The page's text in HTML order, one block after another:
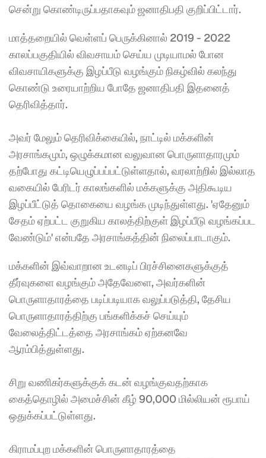
சென்று கொண்டிருப்பதாகவும் ஜனாதிபதி குறிப்பிட்டார்.
மாத்தறையில் வெள்ளப் பெருக்கினால் 2019 - 2022
காலப்பகுதியில் விவசாயம் செய்ய முடியாமல் போன
விவசாயிகளுக்கு இழப்பீடு வழங்கும் நிகழ்வில் கலந்து
கொண்டு உரையாற்றிய போதே ஜனாதிபதி இதனைத்
தெரிவித்தார்.
அவர் மேலும் தெரிவிக்கையில், நாட்டில் மக்களின்
அரசாங்கமும், ஒழுக்கமான வலுவான பொருளாதாரமும்
தற்போது கட்டியெழுப்பப்பட்டுள்ளதால், வரலாற்றில் இல்லாத
வகையில் பேரிடர் காலங்களில் மக்களுக்கு அதிகூடிய
இழப்பீட்டுத் தொகையை வழங்க முடிந்துள்ளது. 'ஏதேனும்
சேதம் ஏற்பட்ட குறுகிய காலத்திற்குள் இழப்பீடு வழங்கப்பட
வேண்டும்' என்பதே அரசாங்கத்தின் நிலைப்பாடாகும்.
மக்களின் இவ்வாறான உடனடிப் பிரச்சினைகளுக்குத்
தீர்வுகளை வழங்கும் அதேவேளை, அவர்களின்
பொருளாதாரத்தை படிப்படியாக வலுப்படுத்தி, தேசிய
பொருளாதாரத்திற்கு பங்களிக்கச் செய்யும்
வேலைத்திட்டத்தை அரசாங்கம் ஏற்கனவே
ஆரம்பித்துள்ளது.
சிறு வணிகர்களுக்குக் கடன் வழங்குவதற்காக
கைத்தொழில் அமைச்சின் கீழ் 90,000 மில்லியன் ரூபாய்
ஒதுக்கப்பட்டுள்ளது.
கிராமப்புற மக்களின் பொருளாதாரத்தை